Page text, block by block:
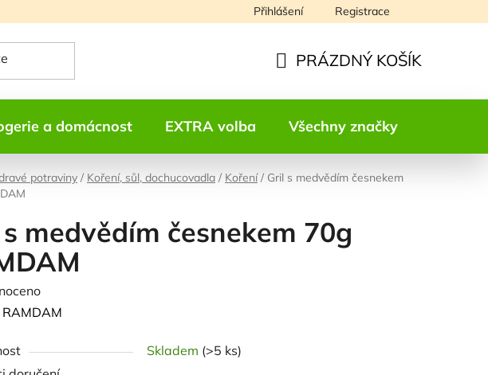
Přihlášení Registrace
KOŠÍK
PRÁZDNÝ KOŠÍK
a domácnost EXTRA volba Všechny značky
potraviny / Koření, sůl, dochucovadla / Koření / Gril s medvědím česnekem
medvědím česnekem 70g
RAMDAM
Skladem (>5 ks)